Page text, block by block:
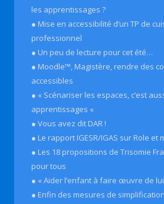
les apprentissages ?
● Mise en accessibilité d’un TP de
professionnel
● Un peu de lecture pour cet été…
● Moodle™, Magistère, rendre des
accessibles
● « Scénariser les espaces, c’est
apprentissages «
● Vous avez dit DAR !
● Le rapport IGESR/IGAS sur Role et
● Les 18 propositions de Trisomie
pour tous
● « Aider l’enfant à faire œuvre de
● Enfin des mesures de